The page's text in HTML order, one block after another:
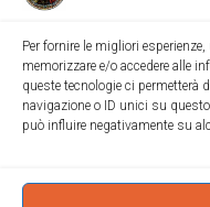
Per fornire le migliori
memorizzare e/o accedere alle
queste tecnologie ci permetterà
navigazione o ID unici su
può influire negativamente su
Parrocchia san
via Vittorino